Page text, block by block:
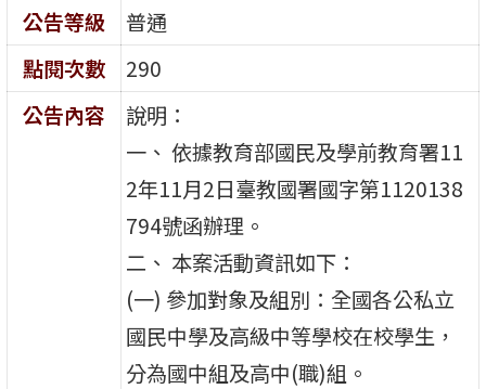
公告等級
普通
點閱次數
290
公告內容
說明：
一、 依據教育部國民及學前教育署11
2年11月2日臺教國署國字第1120138
794號函辦理。
二、 本案活動資訊如下：
(一) 參加對象及組別：全國各公私立
國民中學及高級中等學校在校學生，
分為國中組及高中(職)組。